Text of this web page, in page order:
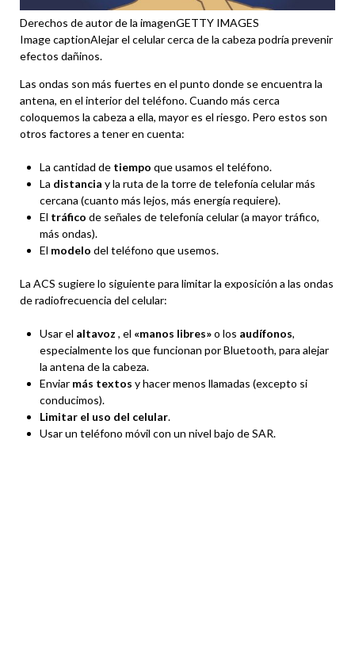
Derechos de autor de la imagenGETTY IMAGES
Image captionAlejar el celular cerca de la cabeza podría prevenir
efectos dañinos.
Las ondas son más fuertes en el punto donde se encuentra la
antena, en el interior del teléfono. Cuando más cerca
coloquemos la cabeza a ella, mayor es el riesgo. Pero estos son
otros factores a tener en cuenta:
La cantidad de tiempo que usamos el teléfono.
La distancia y la ruta de la torre de telefonía celular más
cercana (cuanto más lejos, más energía requiere).
El tráfico de señales de telefonía celular (a mayor tráfico,
más ondas).
El modelo del teléfono que usemos.
La ACS sugiere lo siguiente para limitar la exposición a las ondas
de radiofrecuencia del celular:
Usar el altavoz , el «manos libres»o los audífonos,
especialmente los que funcionan por Bluetooth, para alejar
la antena de la cabeza.
Enviar más textos y hacer menos llamadas (excepto si
conducimos).
Limitar el uso del celular.
Usar un teléfono móvil con un nivel bajo de SAR.